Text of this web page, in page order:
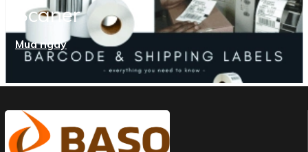
Scaner
Mua ngay